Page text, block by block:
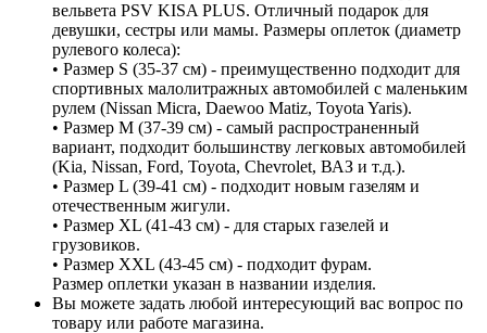
вельвета PSV KISA PLUS. Отличный подарок для
девушки, сестры или мамы. Размеры оплеток (диаметр
рулевого колеса):
• Размер S (35-37 см) - преимущественно подходит для
спортивных малолитражных автомобилей с маленьким
рулем (Nissan Micra, Daewoo Matiz, Toyota Yaris).
• Размер M (37-39 см) - самый распространенный
вариант, подходит большинству легковых автомобилей
(Kia, Nissan, Ford, Toyota, Chevrolet, ВАЗ и т.д.).
• Размер L (39-41 см) - подходит новым газелям и
отечественным жигули.
• Размер XL (41-43 см) - для старых газелей и
грузовиков.
• Размер XXL (43-45 см) - подходит фурам.
Размер оплетки указан в названии изделия.
Вы можете задать любой интересующий вас вопрос по
товару или работе магазина.